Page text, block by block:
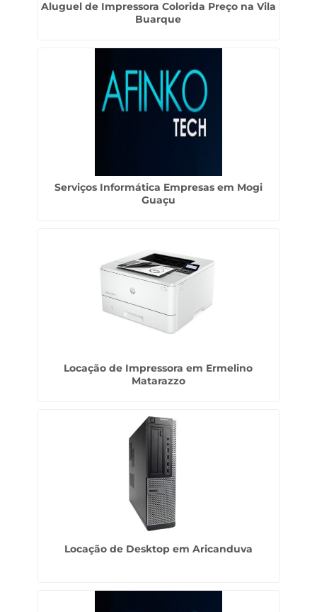
Aluguel de Impressora Colorida Preço na Vila
Buarque
Serviços Informática Empresas em Mogi
Guaçu
Locação de Impressora em Ermelino
Matarazzo
Locação de Desktop em Aricanduva